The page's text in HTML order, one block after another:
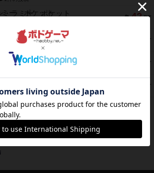
42 PT
・ラミー ポケット
PT
1件の投稿
PT
ア3000
1件の投稿
PT
2件の投稿
国および他の国々で登録されたApple Inc.の商標です。
サービスマークです。
コーポレイテッドの商標または登録商標です。
、Google Inc.の商標または登録商標です。